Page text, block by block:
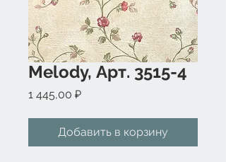
Melody, Арт. 3515-4
1 445,00 ₽Цена
Добавить в корзину